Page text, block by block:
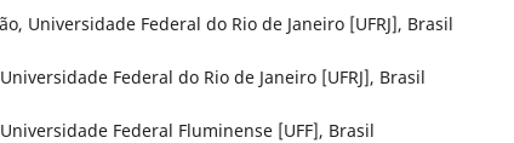
Universidade Federal do Rio de Janeiro [UFRJ], Brasil
Federal do Rio de Janeiro [UFRJ], Brasil
Federal Fluminense [UFF], Brasil